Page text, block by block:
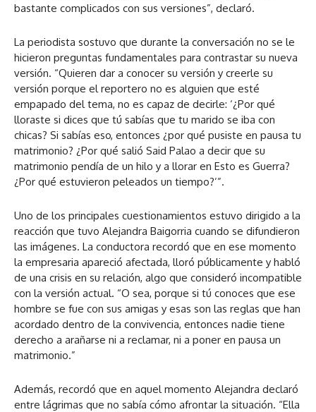
bastante complicados con sus versiones”, declaró.
La periodista sostuvo que durante la conversación no se le
hicieron preguntas fundamentales para contrastar su nueva
versión. “Quieren dar a conocer su versión y creerle su
versión porque el reportero no es alguien que esté
empapado del tema, no es capaz de decirle: ‘¿Por qué
lloraste si dices que tú sabías que tu marido se iba con
chicas? Si sabías eso, entonces ¿por qué pusiste en pausa tu
matrimonio? ¿Por qué salió Said Palao a decir que su
matrimonio pendía de un hilo y a llorar en Esto es Guerra?
¿Por qué estuvieron peleados un tiempo?’”.
Uno de los principales cuestionamientos estuvo dirigido a la
reacción que tuvo Alejandra Baigorria cuando se difundieron
las imágenes. La conductora recordó que en ese momento
la empresaria apareció afectada, lloró públicamente y habló
de una crisis en su relación, algo que consideró incompatible
con la versión actual. “O sea, porque si tú conoces que ese
hombre se fue con sus amigas y esas son las reglas que han
acordado dentro de la convivencia, entonces nadie tiene
derecho a arañarse ni a reclamar, ni a poner en pausa un
matrimonio.”
Además, recordó que en aquel momento Alejandra declaró
entre lágrimas que no sabía cómo afrontar la situación. “Ella